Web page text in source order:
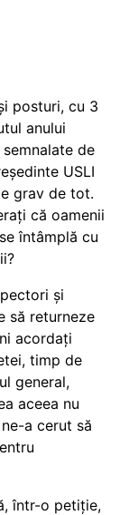
posturi, cu 3
anului
de
USLI
grav de tot.
că oamenii
întâmplă cu
și
să returneze
acordați
timp de
general,
aceea nu
a cerut să
într-o petiție,